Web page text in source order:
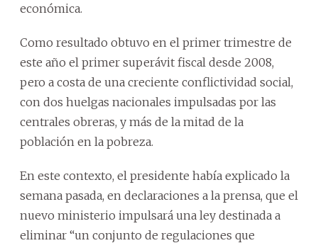
económica.
Como resultado obtuvo en el primer trimestre de
este año el primer superávit fiscal desde 2008,
pero a costa de una creciente conflictividad social,
con dos huelgas nacionales impulsadas por las
centrales obreras, y más de la mitad de la
población en la pobreza.
En este contexto, el presidente había explicado la
semana pasada, en declaraciones a la prensa, que el
nuevo ministerio impulsará una ley destinada a
eliminar “un conjunto de regulaciones que